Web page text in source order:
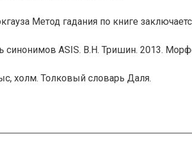
Метод гадания по книге
синонимов ASIS. В.Н. Тришин. 2013.
холм. Толковый словарь Даля.